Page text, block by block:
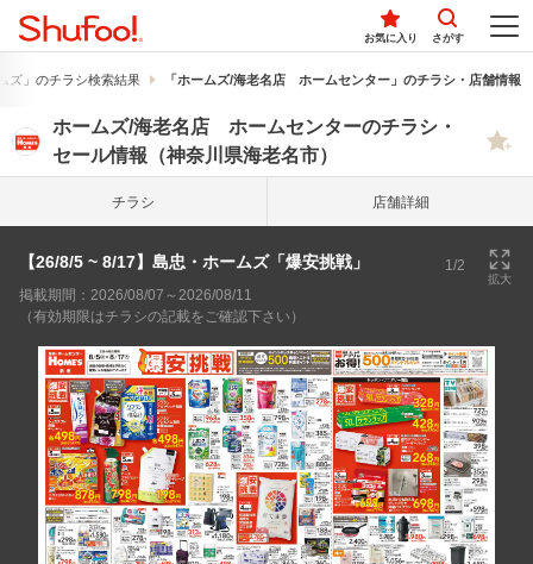
お気に入り さがす
ズ」のチラシ検索結果 「ホームズ/海老名店 ホームセンター」のチラシ・店舗情報
ホームズ/海老名店 ホームセンターのチラシ・
セール情報（神奈川県海老名市）
チラシ 店舗詳細
【26/8/5 ~ 8/17】島忠・ホームズ「爆安挑戦」 1/2
拡大
掲載期間：2026/08/07～2026/08/11
（有効期限はチラシの記載をご確認下さい）